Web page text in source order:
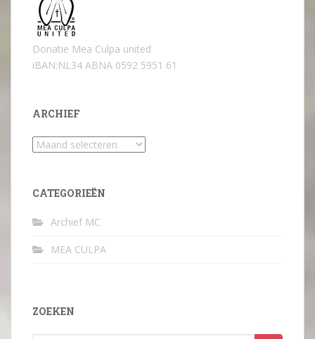
Donatie Mea Culpa united
iBAN:NL34 ABNA 0592 5951 61
ARCHIEF
Archief
CATEGORIEËN
Archief MC
MEA CULPA
ZOEKEN